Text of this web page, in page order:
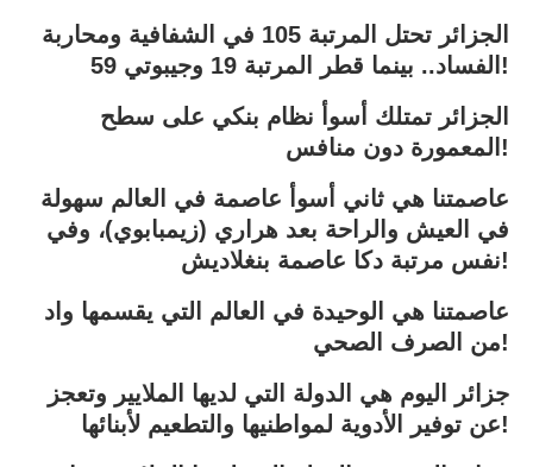
الجزائر تحتل المرتبة 105 في الشفافية ومحاربة
الفساد.. بينما قطر المرتبة 19 وجيبوتي 59!
الجزائر تمتلك أسوأ نظام بنكي على سطح
المعمورة دون منافس!
عاصمتنا هي ثاني أسوأ عاصمة في العالم سهولة
في العيش والراحة بعد هراري (زيمبابوي)، وفي
نفس مرتبة دكا عاصمة بنغلاديش!
عاصمتنا هي الوحيدة في العالم التي يقسمها واد
من الصرف الصحي!
جزائر اليوم هي الدولة التي لديها الملايير وتعجز
عن توفير الأدوية لمواطنيها والتطعيم لأبنائها!